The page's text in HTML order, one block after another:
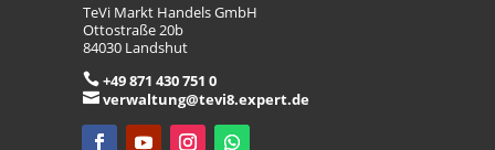
TeVi Markt Handels GmbH
Ottostraße 20b
84030 Landshut
 +49 871 430 751 0
 verwaltung@tevi8.expert.de